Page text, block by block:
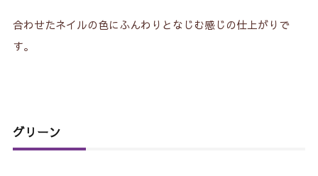
合わせたネイルの色にふんわりとなじむ感じの仕上がりで
す。
グリーン